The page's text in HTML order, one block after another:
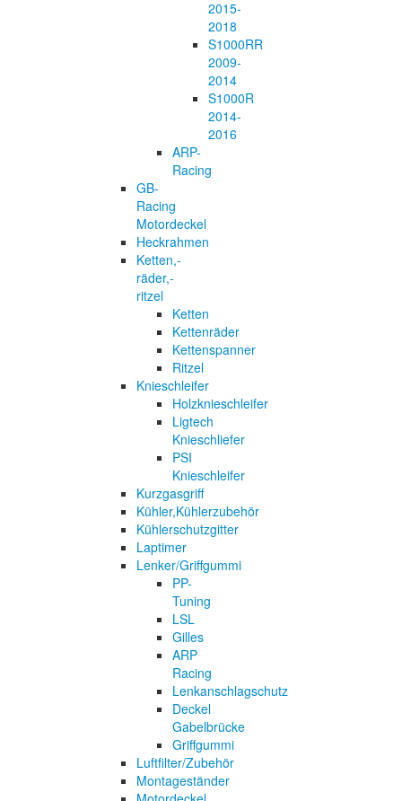
2015-
2018
S1000RR
2009-
2014
S1000R
2014-
2016
ARP-
Racing
GB-
Racing
Motordeckel
Heckrahmen
Ketten,-
räder,-
ritzel
Ketten
Kettenräder
Kettenspanner
Ritzel
Knieschleifer
Holzknieschleifer
Ligtech
Knieschliefer
PSI
Knieschleifer
Kurzgasgriff
Kühler,Kühlerzubehör
Kühlerschutzgitter
Laptimer
Lenker/Griffgummi
PP-
Tuning
LSL
Gilles
ARP
Racing
Lenkanschlagschutz
Deckel
Gabelbrücke
Griffgummi
Luftfilter/Zubehör
Montageständer